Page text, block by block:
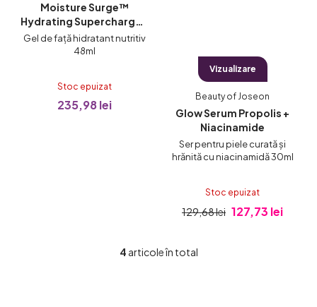
Moisture Surge™
Hydrating Supercharged
Concentrate
Stoc epuizat
235,98 lei
Gel de față hidratant nutritiv
48ml
Glow Serum Propolis +
Niacinamide
Beauty of Joseon
Stoc epuizat
129,68 lei 127,73 lei
Vizualizare
Ser pentru piele curată și
hrănită cu niacinamidă 30ml
C
4 articole în total